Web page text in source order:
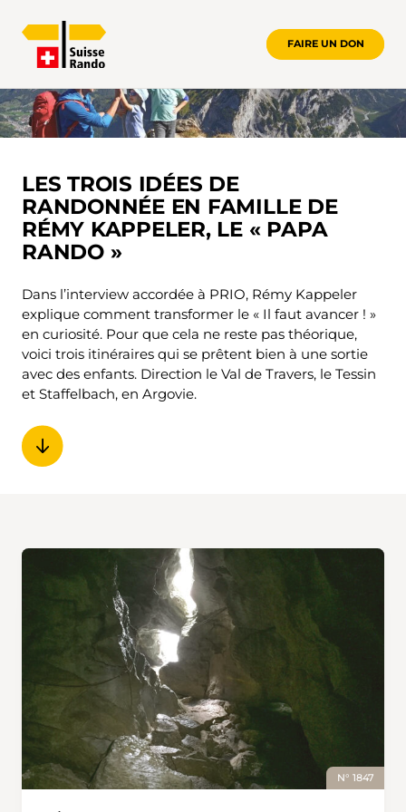
FAIRE UN DON
LES TROIS IDÉES DE RANDONNÉE
LES TROIS IDÉES DE
RANDONNÉE EN FAMILLE DE
RÉMY KAPPELER, LE « PAPA
RANDO »
Dans l’interview accordée à PRIO, Rémy Kappeler
explique comment transformer le « Il faut avancer ! »
en curiosité. Pour que cela ne reste pas théorique,
voici trois itinéraires qui se prêtent bien à une sortie
avec des enfants. Direction le Val de Travers, le Tessin
et Staffelbach, en Argovie.
N° 1847